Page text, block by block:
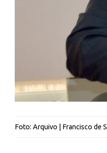
Foto: Arquivo | Francisco de